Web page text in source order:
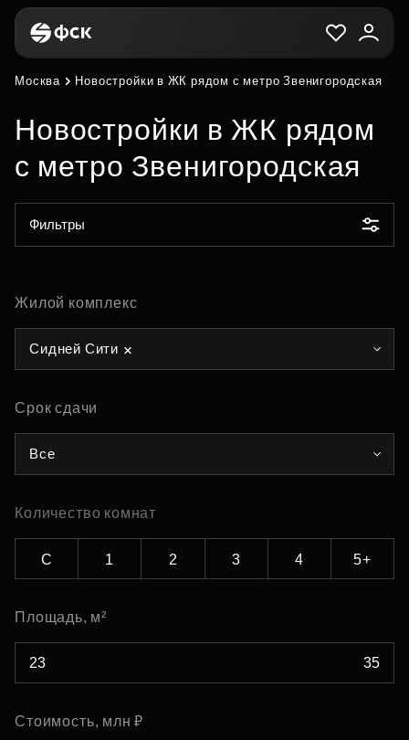
Москва Новостройки в ЖК рядом с метро Звенигородская
Новостройки в ЖК рядом
с метро Звенигородская
Фильтры
Жилой комплекс
Сидней Сити
Срок сдачи
Все
Количество комнат
С 1 2 3 4 5+
Площадь, м²
Стоимость, млн ₽